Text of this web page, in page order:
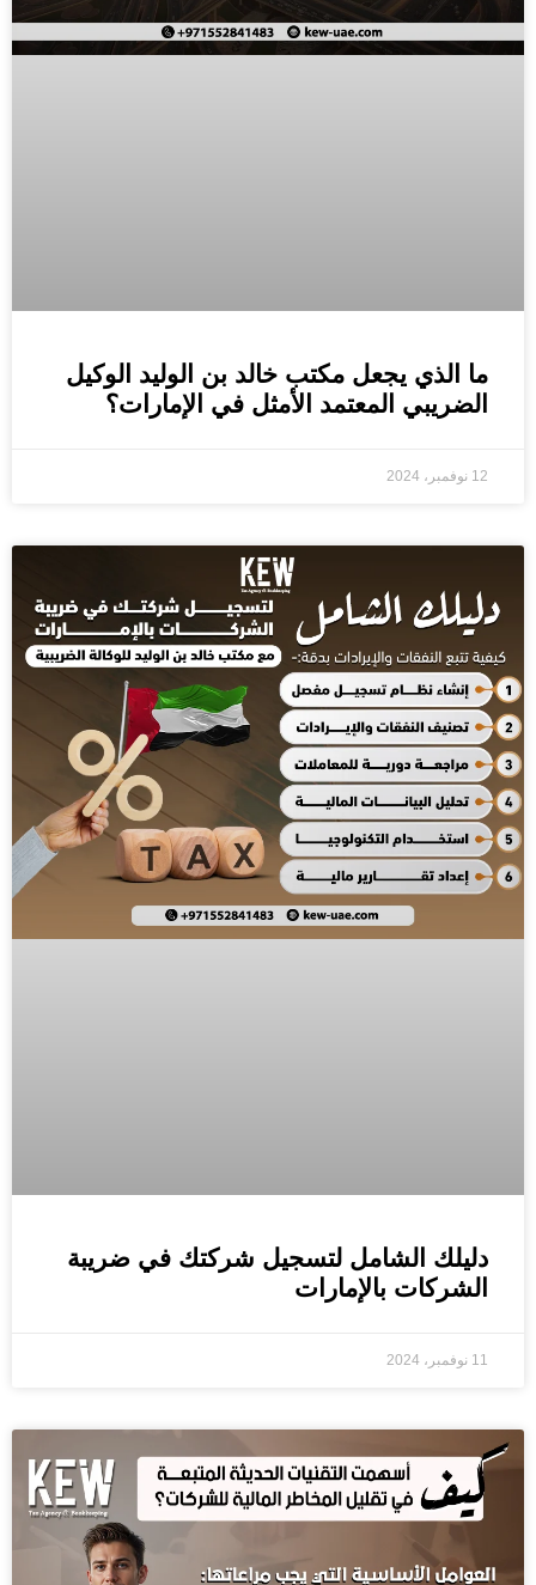
ما الذي يجعل مكتب خالد بن الوليد الوكيل
الضريبي المعتمد الأمثل في الإمارات؟
12 نوفمبر، 2024
دليلك الشامل لتسجيل شركتك في ضريبة
الشركات بالإمارات
11 نوفمبر، 2024